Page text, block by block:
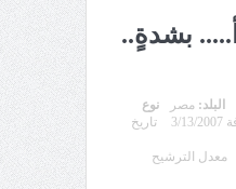
بشدةٍ..
البلد: مصر
نوع
تاريخ
معدل الترشيح